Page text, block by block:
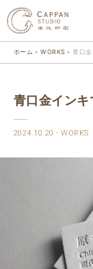
ホーム WORKS 青口
青口金インキ
2024.10.20 WORKS